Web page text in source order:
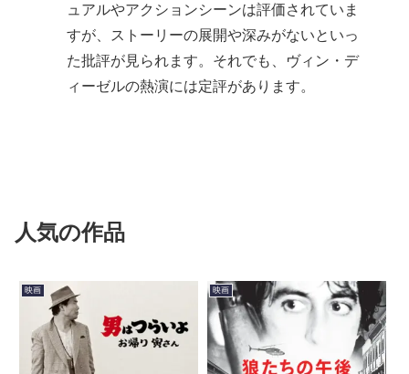
ュアルやアクションシーンは評価されていま
すが、ストーリーの展開や深みがないといっ
た批評が見られます。それでも、ヴィン・デ
ィーゼルの熱演には定評があります。
人気の作品
映画 映画